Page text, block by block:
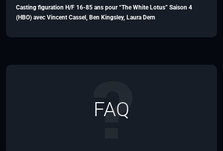
Casting figuration H/F 16-85 ans pour “The White Lotus” Saison 4
(HBO) avec Vincent Cassel, Ben Kingsley, Laura Dern
FAQ